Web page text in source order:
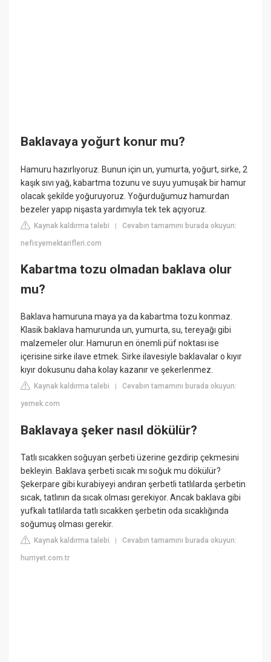
Baklavaya yoğurt konur mu?
Hamuru hazırlıyoruz. Bunun için un, yumurta, yoğurt, sirke, 2
kaşık sıvı yağ, kabartma tozunu ve suyu yumuşak bir hamur
olacak şekilde yoğuruyoruz. Yoğurduğumuz hamurdan
bezeler yapıp nişasta yardımıyla tek tek açıyoruz.
Kaynak kaldırma talebi |Cevabın tamamını burada okuyun:
nefisyemektarifleri.com
Kabartma tozu olmadan baklava olur
mu?
Baklava hamuruna maya ya da kabartma tozu konmaz.
Klasik baklava hamurunda un, yumurta, su, tereyağı gibi
malzemeler olur. Hamurun en önemli püf noktası ise
içerisine sirke ilave etmek. Sirke ilavesiyle baklavalar o kıyır
kıyır dokusunu daha kolay kazanır ve şekerlenmez.
Kaynak kaldırma talebi |Cevabın tamamını burada okuyun:
yemek.com
Baklavaya şeker nasıl dökülür?
Tatlı sıcakken soğuyan şerbeti üzerine gezdirip çekmesini
bekleyin. Baklava şerbeti sıcak mı soğuk mu dökülür?
Şekerpare gibi kurabiyeyi andıran şerbetli tatlılarda şerbetin
sıcak, tatlının da sıcak olması gerekiyor. Ancak baklava gibi
yufkalı tatlılarda tatlı sıcakken şerbetin oda sıcaklığında
soğumuş olması gerekir.
Kaynak kaldırma talebi |Cevabın tamamını burada okuyun:
hurriyet.com.tr